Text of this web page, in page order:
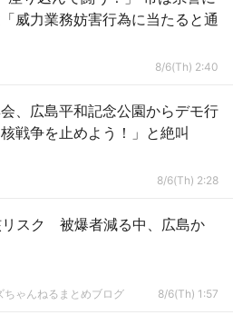
威力業務妨害行為に当たると通
8/6(Th) 2:40
、広島平和記念公園からデモ行
戦争を止めよう！」と絶叫
8/6(Th) 2:28
スク 被爆者減る中、広島か
ゃんねるまとめブログ 8/6(Th) 1:57